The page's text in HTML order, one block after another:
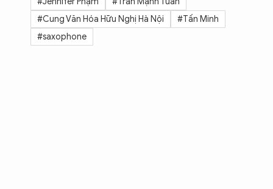
#Cung Văn Hóa Hữu Nghị Hà Nội
#Tấn Minh
#saxophone